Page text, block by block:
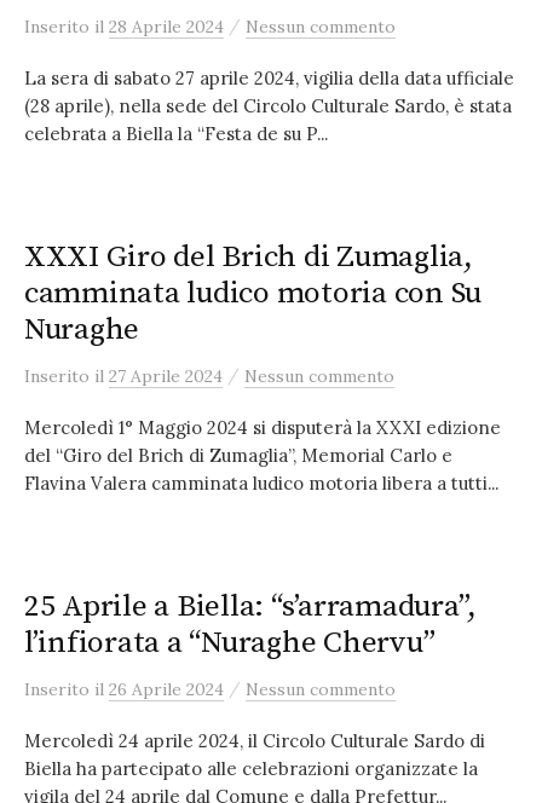
Inserito il 28 Aprile 2024 / Nessun commento
La sera di sabato 27 aprile 2024, vigilia della data ufficiale
(28 aprile), nella sede del Circolo Culturale Sardo, è stata
celebrata a Biella la “Festa de su P...
XXXI Giro del Brich di Zumaglia,
camminata ludico motoria con Su
Nuraghe
Inserito il 27 Aprile 2024 / Nessun commento
Mercoledì 1° Maggio 2024 si disputerà la XXXI edizione
del “Giro del Brich di Zumaglia”, Memorial Carlo e
Flavina Valera camminata ludico motoria libera a tutti...
25 Aprile a Biella: “s’arramadura”,
l’infiorata a “Nuraghe Chervu”
Inserito il 26 Aprile 2024 / Nessun commento
Mercoledì 24 aprile 2024, il Circolo Culturale Sardo di
Biella ha partecipato alle celebrazioni organizzate la
vigila del 24 aprile dal Comune e dalla Prefettur...